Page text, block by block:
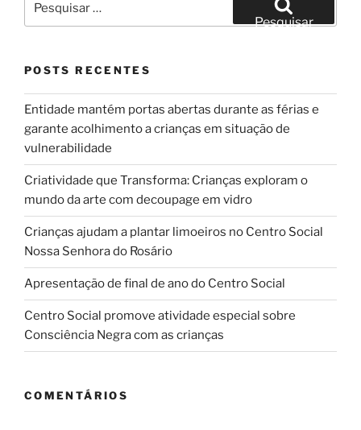
por:
Pesquisar
POSTS RECENTES
Entidade mantém portas abertas durante as férias e
garante acolhimento a crianças em situação de
vulnerabilidade
Criatividade que Transforma: Crianças exploram o
mundo da arte com decoupage em vidro
Crianças ajudam a plantar limoeiros no Centro Social
Nossa Senhora do Rosário
Apresentação de final de ano do Centro Social
Centro Social promove atividade especial sobre
Consciência Negra com as crianças
COMENTÁRIOS